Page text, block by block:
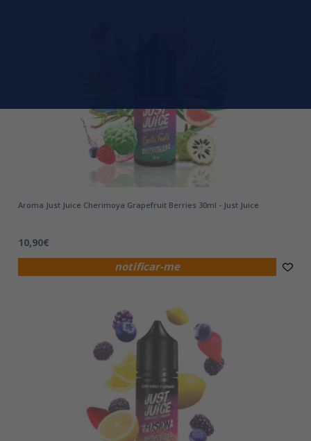
notificar-me
Aroma Just Juice Cherimoya Grapefruit Berries 30ml - Just Juice
10,90€